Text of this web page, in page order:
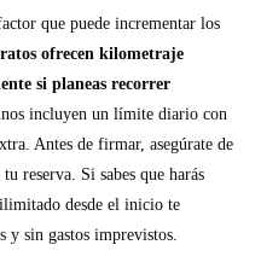
que puede incrementar los
ofrecen kilometraje
si planeas recorrer
incluyen un límite diario con
Antes de firmar, asegúrate de
reserva. Si sabes que harás
desde el inicio te
y sin gastos imprevistos.